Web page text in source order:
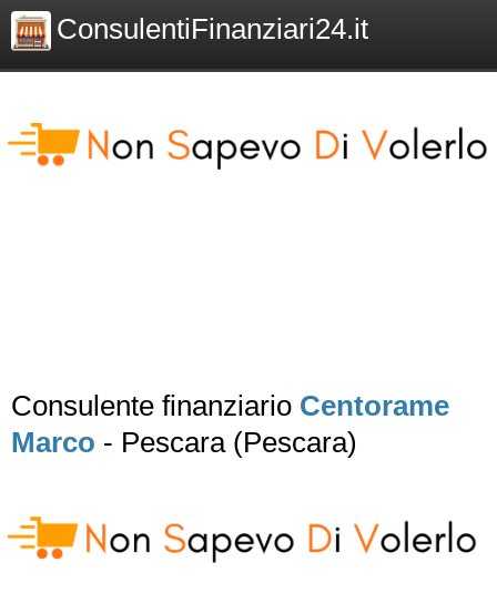
ConsulentiFinanziari24.it
Consulente finanziario Centorame
Marco - Pescara (Pescara)